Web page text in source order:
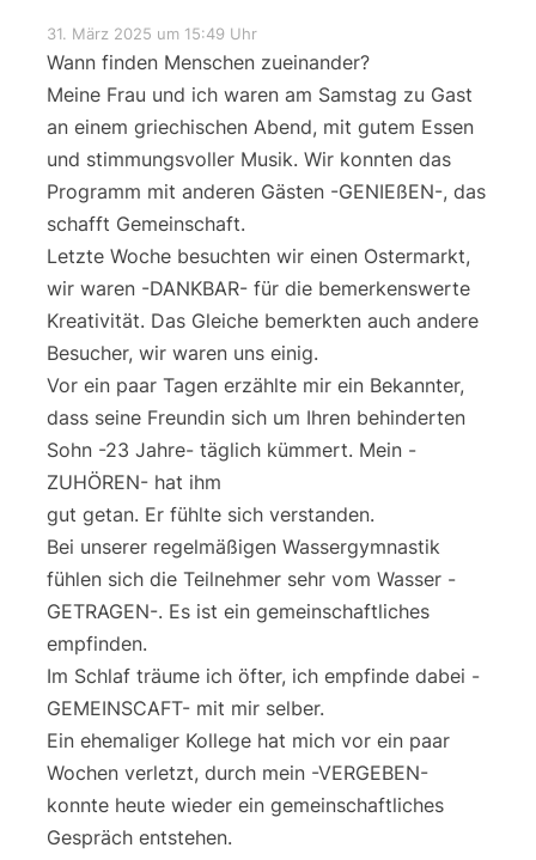
31. März 2025 um 15:49 Uhr
Wann finden Menschen zueinander?
Meine Frau und ich waren am Samstag zu Gast
an einem griechischen Abend, mit gutem Essen
und stimmungsvoller Musik. Wir konnten das
Programm mit anderen Gästen -GENIEßEN-, das
schafft Gemeinschaft.
Letzte Woche besuchten wir einen Ostermarkt,
wir waren -DANKBAR- für die bemerkenswerte
Kreativität. Das Gleiche bemerkten auch andere
Besucher, wir waren uns einig.
Vor ein paar Tagen erzählte mir ein Bekannter,
dass seine Freundin sich um Ihren behinderten
Sohn -23 Jahre- täglich kümmert. Mein -
ZUHÖREN- hat ihm
gut getan. Er fühlte sich verstanden.
Bei unserer regelmäßigen Wassergymnastik
fühlen sich die Teilnehmer sehr vom Wasser -
GETRAGEN-. Es ist ein gemeinschaftliches
empfinden.
Im Schlaf träume ich öfter, ich empfinde dabei -
GEMEINSCAFT- mit mir selber.
Ein ehemaliger Kollege hat mich vor ein paar
Wochen verletzt, durch mein -VERGEBEN-
konnte heute wieder ein gemeinschaftliches
Gespräch entstehen.